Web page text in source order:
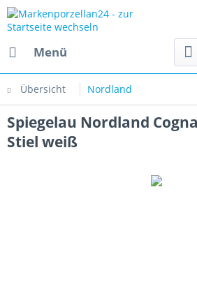
Menü
Übersicht Nordland
Spiegelau Nordland
Stiel weiß